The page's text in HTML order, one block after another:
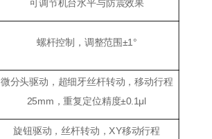
可调节机台水平与防震效果
螺杆控制，调整范围±1°
微分头驱动，超细牙丝杆转动，移动行程
25mm，重复定位精度±0.1μl
旋钮驱动，丝杆转动，XY移动行程